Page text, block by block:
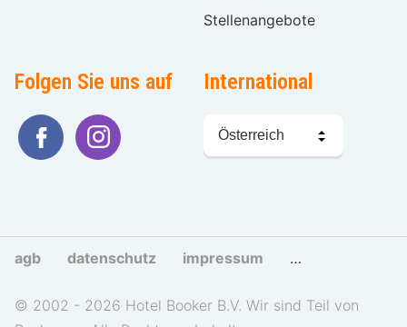
Stellenangebote
Folgen Sie uns auf International
Sprache
wählen
agb datenschutz impressum cookies und
© 2002 - 2026 Hotel Booker B.V. Wir sind Teil von